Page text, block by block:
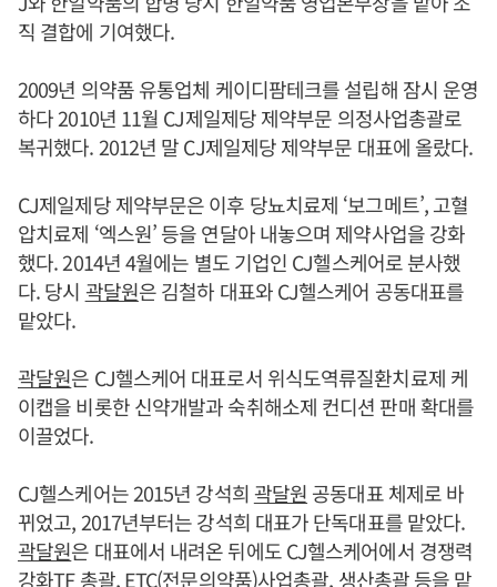
직 결합에 기여했다.
2009년 의약품 유통업체 케이디팜테크를 설립해 잠시 운영
하다 2010년 11월 CJ제일제당 제약부문 의정사업총괄로
복귀했다. 2012년 말 CJ제일제당 제약부문 대표에 올랐다.
CJ제일제당 제약부문은 이후 당뇨치료제 ‘보그메트’, 고혈
압치료제 ‘엑스원’ 등을 연달아 내놓으며 제약사업을 강화
했다. 2014년 4월에는 별도 기업인 CJ헬스케어로 분사했
다. 당시 곽달원은 김철하 대표와 CJ헬스케어 공동대표를
맡았다.
곽달원은 CJ헬스케어 대표로서 위식도역류질환치료제 케
이캡을 비롯한 신약개발과 숙취해소제 컨디션 판매 확대를
이끌었다.
CJ헬스케어는 2015년 강석희곽달원 공동대표 체제로 바
뀌었고, 2017년부터는 강석희 대표가 단독대표를 맡았다.
곽달원은 대표에서 내려온 뒤에도 CJ헬스케어에서 경쟁력
강화TF 총괄, ETC(전문의약품)사업총괄, 생산총괄 등을 맡